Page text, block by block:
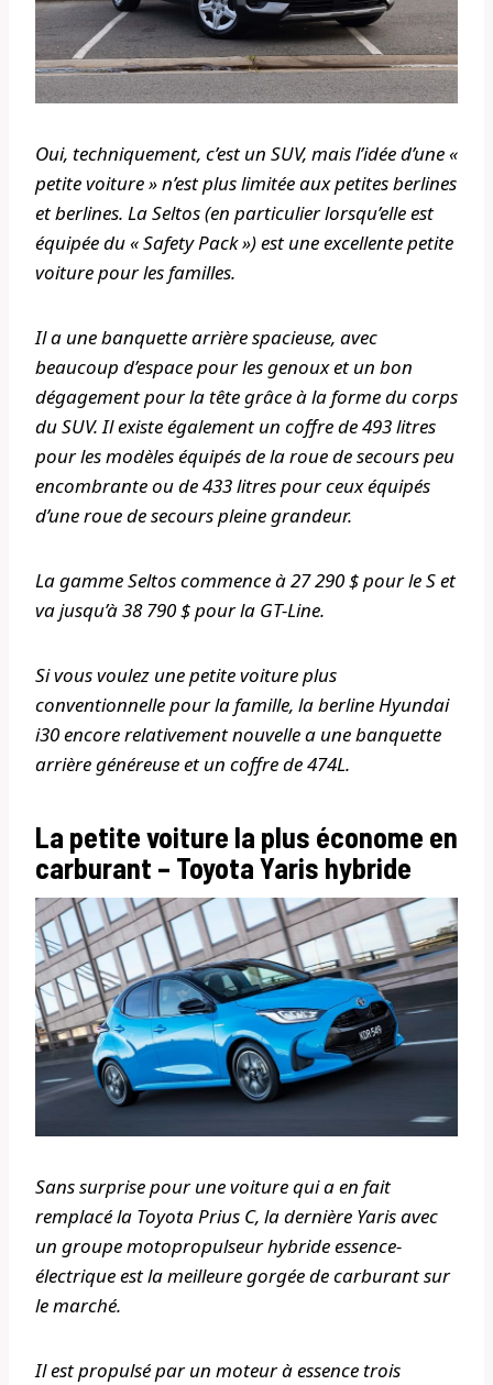
Oui, techniquement, c’est un SUV, mais l’idée d’une «
petite voiture » n’est plus limitée aux petites berlines
et berlines. La Seltos (en particulier lorsqu’elle est
équipée du « Safety Pack ») est une excellente petite
voiture pour les familles.
Il a une banquette arrière spacieuse, avec
beaucoup d’espace pour les genoux et un bon
dégagement pour la tête grâce à la forme du corps
du SUV. Il existe également un coffre de 493 litres
pour les modèles équipés de la roue de secours peu
encombrante ou de 433 litres pour ceux équipés
d’une roue de secours pleine grandeur.
La gamme Seltos commence à 27 290 $ pour le S et
va jusqu’à 38 790 $ pour la GT-Line.
Si vous voulez une petite voiture plus
conventionnelle pour la famille, la berline Hyundai
i30 encore relativement nouvelle a une banquette
arrière généreuse et un coffre de 474L.
La petite voiture la plus économe en
carburant – Toyota Yaris hybride
Sans surprise pour une voiture qui a en fait
remplacé la Toyota Prius C, la dernière Yaris avec
un groupe motopropulseur hybride essence-
électrique est la meilleure gorgée de carburant sur
le marché.
Il est propulsé par un moteur à essence trois